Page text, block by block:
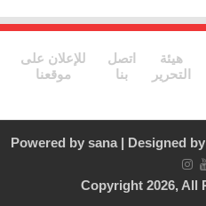
هيئة
التحرير
اتصل
بنا
للإعلان على
موقعنا
Powered by sana| Designed by